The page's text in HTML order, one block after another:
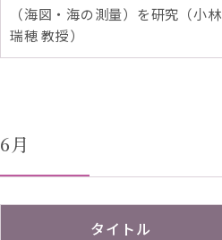
（海図・海の測量）を研究（小林
瑞穂 教授）
6月
タイトル